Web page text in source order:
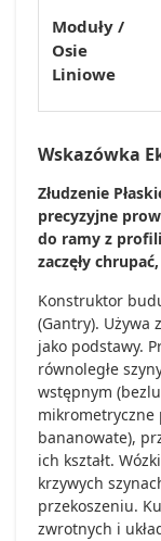
Moduły /
Osie
Liniowe
Wskazówka
Złudzenie
precyzyjne
do ramy z
zaczęły
Konstruktor
(Gantry). Używa
jako podstawy.
równoległe
wstępnym
mikrometryczne
bananowate),
ich kształt.
krzywych
przekoszeniu.
zwrotnych i